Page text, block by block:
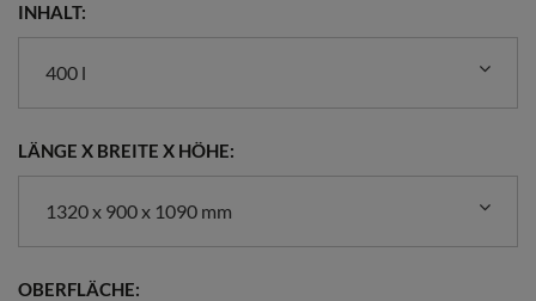
INHALT:
400 l
LÄNGE X BREITE X HÖHE:
1320 x 900 x 1090 mm
OBERFLÄCHE: